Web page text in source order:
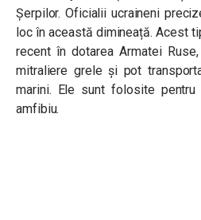
Șerpilor. Oficialii ucraineni
loc în această dimineață. Acest
recent în dotarea Armatei
mitraliere grele și pot
marini. Ele sunt folosite
amfibiu.